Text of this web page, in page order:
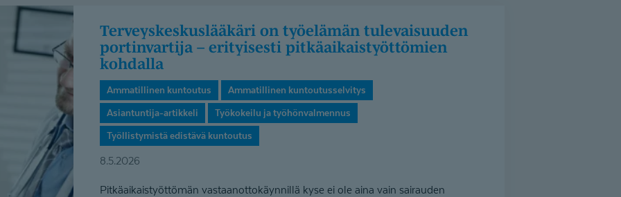
Terveyskes­kus­lääkäri on työelämän tulevaisuuden
portinvartija – erityisesti pitkäaikais­työt­tömien
kohdalla
Ammatillinen kuntoutus
Ammatillinen kuntoutusselvitys
Asiantuntija-artikkeli
Työkokeilu ja työhönvalmennus
Työllistymistä edistävä kuntoutus
8.5.2026
Pitkäaikaistyöttömän vastaanottokäynnillä kyse ei ole aina vain sairauden